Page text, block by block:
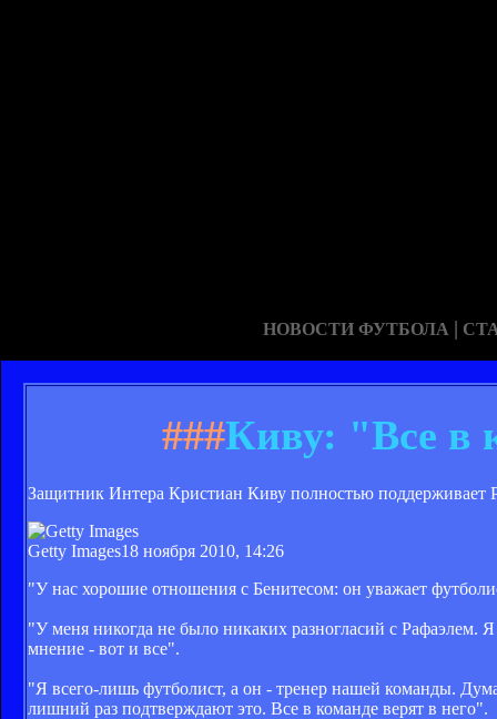
НОВОСТИ ФУТБОЛА |
###Киву: "Все в
Защитник Интера Кристиан Киву полностью поддерживает
Getty Images18 ноября 2010, 14:26
"У нас хорошие отношения с Бенитесом: он уважает
"У меня никогда не было никаких разногласий с Рафаэлем.
мнение - вот и все".
"Я всего-лишь футболист, а он - тренер нашей команды.
лишний раз подтверждают это. Все в команде верят в него".